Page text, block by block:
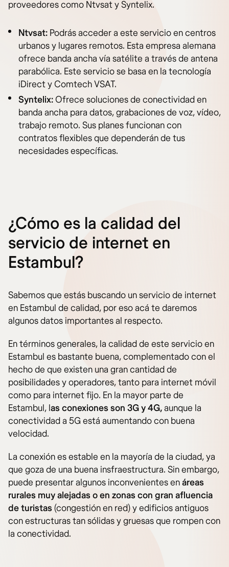
proveedores como Ntvsat y Syntelix.
Ntvsat: Podrás acceder a este servicio en centros
urbanos y lugares remotos. Esta empresa alemana
ofrece banda ancha vía satélite a través de antena
parabólica. Este servicio se basa en la tecnología
iDirect y Comtech VSAT.
Syntelix:Ofrece soluciones de conectividad en
banda ancha para datos, grabaciones de voz, vídeo,
trabajo remoto. Sus planes funcionan con
contratos flexibles que dependerán de tus
necesidades específicas.
¿Cómo es la calidad del
servicio de internet en
Estambul?
Sabemos que estás buscando un servicio de internet
en Estambul de calidad, por eso acá te daremos
algunos datos importantes al respecto.
En términos generales, la calidad de este servicio en
Estambul es bastante buena, complementado con el
hecho de que existen una gran cantidad de
posibilidades y operadores, tanto para internet móvil
como para internet fijo. En la mayor parte de
Estambul, las conexiones son 3G y 4G,aunque la
conectividad a 5G está aumentando con buena
velocidad.
La conexión es estable en la mayoría de la ciudad, ya
que goza de una buena insfraestructura. Sin embargo,
puede presentar algunos inconvenientes enáreas
rurales muy alejadas o en zonas con gran afluencia
de turistas(congestión en red) y edificios antiguos
con estructuras tan sólidas y gruesas que rompen con
la conectividad.